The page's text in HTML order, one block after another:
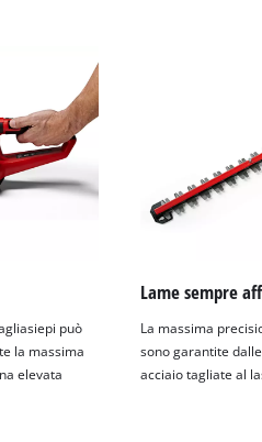
può
la massima
elevata
Lame sempre
La massima
sono garantite
acciaio tagliate al